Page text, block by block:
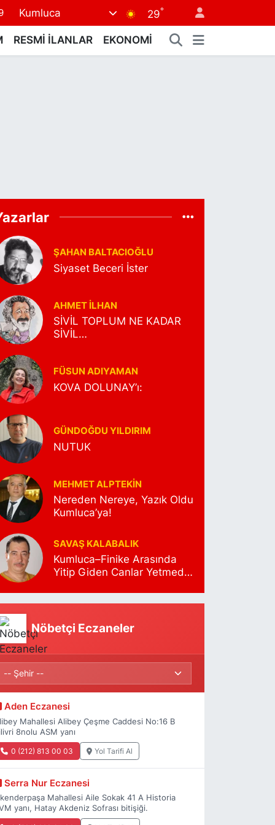
Kumluca 29°
RESMİ İLANLAR EKONOMİ
ŞAHAN BALTACIOĞLU
Siyaset Beceri İster
AHMET İLHAN
SİVİL TOPLUM NE KADAR
SİVİL…
FÜSUN ADIYAMAN
KOVA DOLUNAY’ı:
GÜNDOĞDU YILDIRIM
NUTUK
MEHMET ALPTEKİN
Nereden Nereye, Yazık Oldu
Kumluca’ya!
SAVAŞ KALABALIK
Kumluca–Finike Arasında
Yitip Giden Canlar Yetmedi
Nöbetçi Eczaneler
Aden Eczanesi
Mahallesi Alibey Çeşme Caddesi No:16 B
8nolu ASM yanı
0 (212) 813 00 03 Yol Tarifi Al
Serra Nur Eczanesi
Mahallesi Aile Sokak 41 A Historia
yanı, Hatay Akdeniz Sofrası bitişiği.